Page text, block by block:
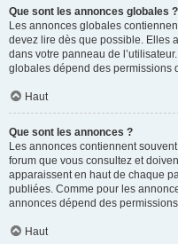
Que sont les annonces globales ?
Les annonces globales
devez lire dès que possible. Elles
dans votre panneau de
globales dépend des permissions
Haut
Que sont les annonces ?
Les annonces contiennent
forum que vous consultez et
apparaissent en haut de chaque
publiées. Comme pour les
annonces dépend des
Haut